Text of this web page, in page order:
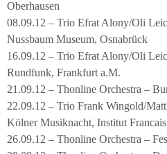
Oberhausen
08.09.12 – Trio Efrat Alony/Oli
Nussbaum Museum, Osnabrück
16.09.12 – Trio Efrat Alony/Oli
Rundfunk, Frankfurt a.M.
21.09.12 – Thonline Orchestra –
22.09.12 – Trio Frank Wingold/
Kölner Musiknacht, Institut
26.09.12 – Thonline Orchestra –